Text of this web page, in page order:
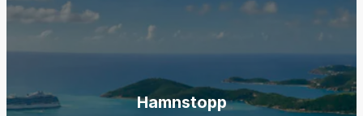
Hamnstopp